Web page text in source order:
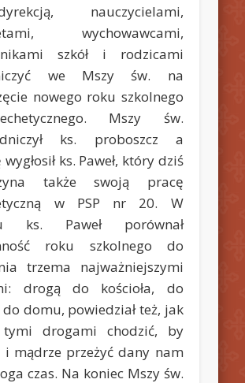
nauczycielami,
wychowawcami,
szkół i rodzicami
we Mszy św. na
nowego roku szkolnego
Mszy św.
ks. proboszcz a
ks. Paweł, który dziś
także swoją pracę
w PSP nr 20. W
ks. Paweł porównał
roku szkolnego do
trzema najważniejszymi
drogą do kościoła, do
do domu, powiedział też, jak
drogami chodzić, by
i mądrze przeżyć dany nam
czas. Na koniec Mszy św.